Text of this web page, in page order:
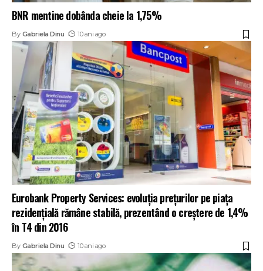
BNR mentine dobânda cheie la 1,75%
By Gabriela Dinu 10 ani ago
Eurobank Property Services: evoluţia preţurilor pe piaţa
rezidenţială rămâne stabilă, prezentând o creştere de 1,4%
în T4 din 2016
By Gabriela Dinu 10 ani ago